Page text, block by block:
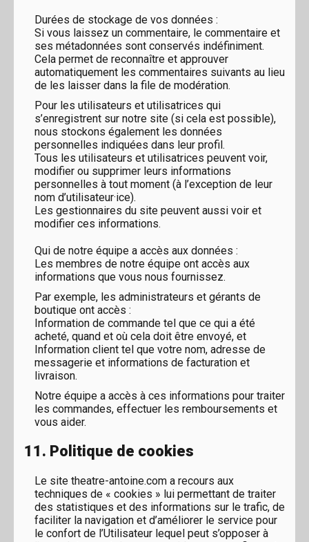
Durées de stockage de vos données :
Si vous laissez un commentaire, le commentaire et
ses métadonnées sont conservés indéfiniment.
Cela permet de reconnaître et approuver
automatiquement les commentaires suivants au lieu
de les laisser dans la file de modération.
Pour les utilisateurs et utilisatrices qui
s’enregistrent sur notre site (si cela est possible),
nous stockons également les données
personnelles indiquées dans leur profil.
Tous les utilisateurs et utilisatrices peuvent voir,
modifier ou supprimer leurs informations
personnelles à tout moment (à l’exception de leur
nom d’utilisateur·ice).
Les gestionnaires du site peuvent aussi voir et
modifier ces informations.
Qui de notre équipe a accès aux données :
Les membres de notre équipe ont accès aux
informations que vous nous fournissez.
Par exemple, les administrateurs et gérants de
boutique ont accès :
Information de commande tel que ce qui a été
acheté, quand et où cela doit être envoyé, et
Information client tel que votre nom, adresse de
messagerie et informations de facturation et
livraison.
Notre équipe a accès à ces informations pour traiter
les commandes, effectuer les remboursements et
vous aider.
11. Politique de cookies
Le site theatre-antoine.com a recours aux
techniques de « cookies » lui permettant de traiter
des statistiques et des informations sur le trafic, de
faciliter la navigation et d’améliorer le service pour
le confort de l’Utilisateur lequel peut s’opposer à